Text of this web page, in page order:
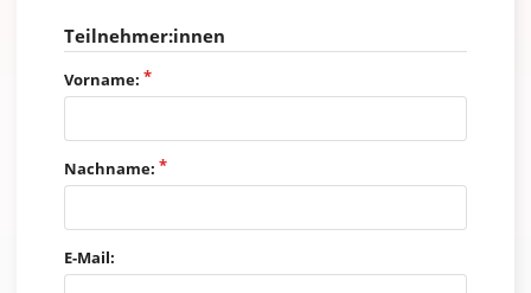
Teilnehmer:innen
Vorname:
Nachname:
E-Mail: